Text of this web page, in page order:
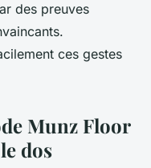
des preuves
ces gestes
Munz Floor
dos